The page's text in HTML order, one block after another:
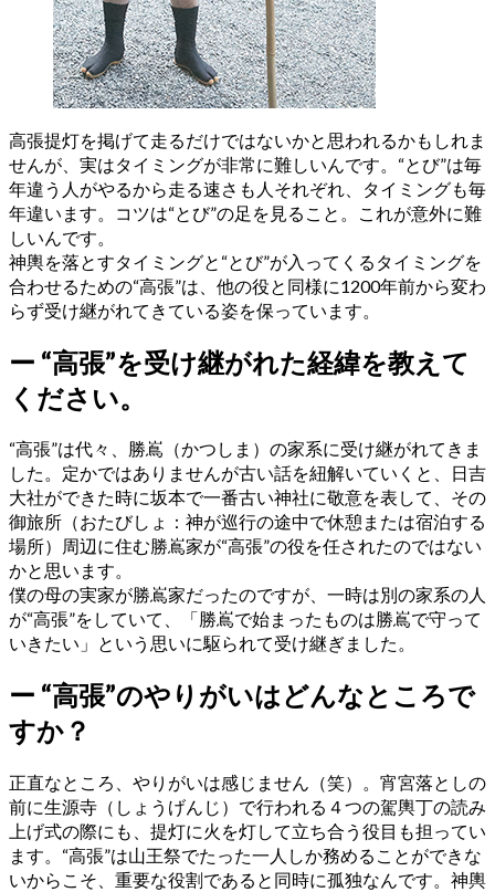
高張提灯を掲げて走るだけではないかと思われるかもしれま
せんが、実はタイミングが非常に難しいんです。“とび”は毎
年違う人がやるから走る速さも人それぞれ、タイミングも毎
年違います。コツは“とび”の足を見ること。これが意外に難
しいんです。
神輿を落とすタイミングと“とび”が入ってくるタイミングを
合わせるための“高張”は、他の役と同様に1200年前から変わ
らず受け継がれてきている姿を保っています。
ー “高張”を受け継がれた経緯を教えて
ください。
“高張”は代々、勝嶌（かつしま）の家系に受け継がれてきま
した。定かではありませんが古い話を紐解いていくと、日吉
大社ができた時に坂本で一番古い神社に敬意を表して、その
御旅所（おたびしょ：神が巡行の途中で休憩または宿泊する
場所）周辺に住む勝嶌家が“高張”の役を任されたのではない
かと思います。
僕の母の実家が勝嶌家だったのですが、一時は別の家系の人
が“高張”をしていて、「勝嶌で始まったものは勝嶌で守って
いきたい」という思いに駆られて受け継ぎました。
ー “高張”のやりがいはどんなところで
すか？
正直なところ、やりがいは感じません（笑）。宵宮落としの
前に生源寺（しょうげんじ）で行われる４つの駕輿丁の読み
上げ式の際にも、提灯に火を灯して立ち合う役目も担ってい
ます。“高張”は山王祭でたった一人しか務めることができな
いからこそ、重要な役割であると同時に孤独なんです。神輿